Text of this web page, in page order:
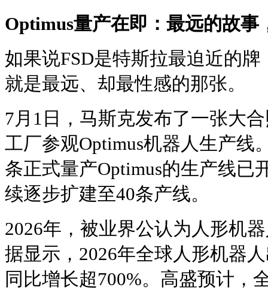
Optimus量产在即：最远的故事
如果说FSD是特斯拉最迫近的
就是最远、却最性感的那张。
7月1日，马斯克发布了一张大
工厂参观Optimus机器人生产线
条正式量产Optimus的生产线已
续逐步扩建至40条产线。
2026年，被业界公认为人形机
据显示，2026年全球人形机器
同比增长超700%。高盛预计，